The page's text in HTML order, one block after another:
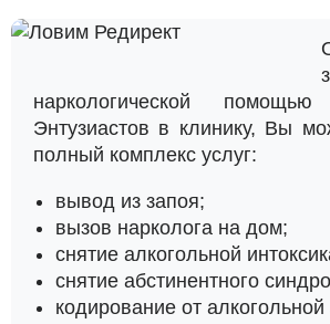
наркологической
Энтузиастов в клинику, Вы
полный комплекс услуг:
вывод из запоя;
вызов нарколога на дом;
снятие алкогольной
снятие абстинентного
кодирование от